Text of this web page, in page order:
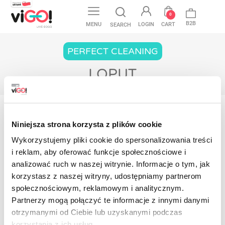
Niniejsza strona korzysta z plików cookie
Wykorzystujemy pliki cookie do spersonalizowania treści
i reklam, aby oferować funkcje społecznościowe i
analizować ruch w naszej witrynie. Informacje o tym, jak
korzystasz z naszej witryny, udostępniamy partnerom
społecznościowym, reklamowym i analitycznym.
Partnerzy mogą połączyć te informacje z innymi danymi
otrzymanymi od Ciebie lub uzyskanymi podczas
MENU SEARCH LOGIN CART
0
B2B
PERFECT CLEANING
LOPUT
Tuotteita ei ole vielä saatavilla
sitä mukaa kuin niitä lisätään.
Contact